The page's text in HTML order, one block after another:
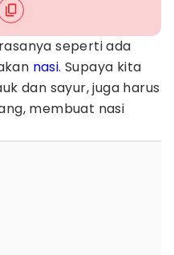
seperti ada
nasi. Supaya kita
dan sayur, juga harus
membuat nasi